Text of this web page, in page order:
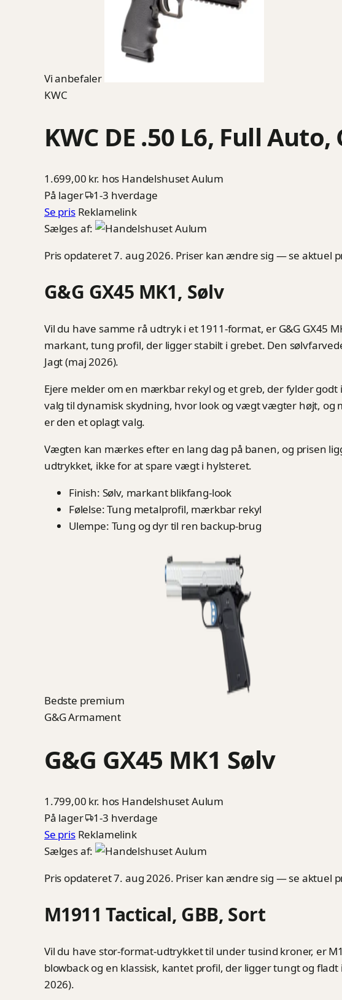
Vi anbefaler
KWC
KWC DE .50 L6, Full Auto,
1.699,00 kr. hos Handelshuset Aulum
På lager 1-3 hverdage
Se pris Reklamelink
Sælges af:
Pris opdateret 7. aug 2026. Priser kan ændre sig — se aktuel
G&G GX45 MK1, Sølv
Vil du have samme rå udtryk i et 1911-format, er G&G GX45
markant, tung profil, der ligger stabilt i grebet. Den
Jagt (maj 2026).
Ejere melder om en mærkbar rekyl og et greb, der fylder
valg til dynamisk skydning, hvor look og vægt vægter højt,
er den et oplagt valg.
Vægten kan mærkes efter en lang dag på banen, og prisen
udtrykket, ikke for at spare vægt i hylsteret.
Finish: Sølv, markant blikfang-look
Følelse: Tung metalprofil, mærkbar rekyl
Ulempe: Tung og dyr til ren backup-brug
Bedste premium
G&G Armament
G&G GX45 MK1 Sølv
1.799,00 kr. hos Handelshuset Aulum
På lager 1-3 hverdage
Se pris Reklamelink
Sælges af:
Pris opdateret 7. aug 2026. Priser kan ændre sig — se aktuel
M1911 Tactical, GBB, Sort
Vil du have stor-format-udtrykket til under tusind kroner, er
blowback og en klassisk, kantet profil, der ligger tungt og
2026).